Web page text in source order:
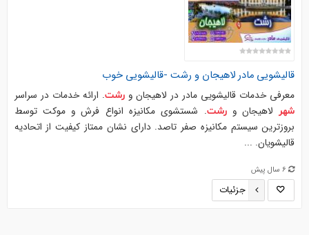
قالیشویی مادر لاهیجان و رشت-قالیشویی خوب
معرفی خدمات قالیشویی مادر در لاهیجان ورشت. ارائه خدمات در سراسر
شهرلاهیجان ورشت. شستشوی مکانیزه انواع فرش و موکت توسط
بروزترین سیستم مکانیزه صفر تاصد. دارای نشان ممتاز کیفیت از اتحادیه
قالیشویان. ...
6 سال پیش
جزئیات